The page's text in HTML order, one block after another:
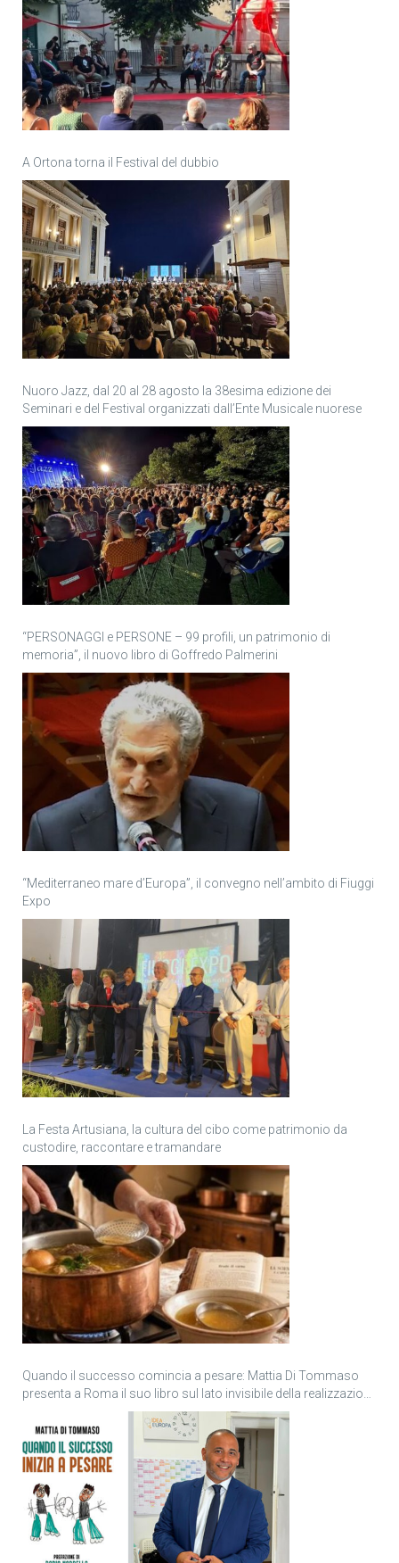
A Ortona torna il Festival del dubbio
Nuoro Jazz, dal 20 al 28 agosto la 38esima edizione dei
Seminari e del Festival organizzati dall’Ente Musicale nuorese
“PERSONAGGI e PERSONE – 99 profili, un patrimonio di
memoria”, il nuovo libro di Goffredo Palmerini
“Mediterraneo mare d’Europa”, il convegno nell’ambito di Fiuggi
Expo
La Festa Artusiana, la cultura del cibo come patrimonio da
custodire, raccontare e tramandare
Quando il successo comincia a pesare: Mattia Di Tommaso
presenta a Roma il suo libro sul lato invisibile della realizzazione